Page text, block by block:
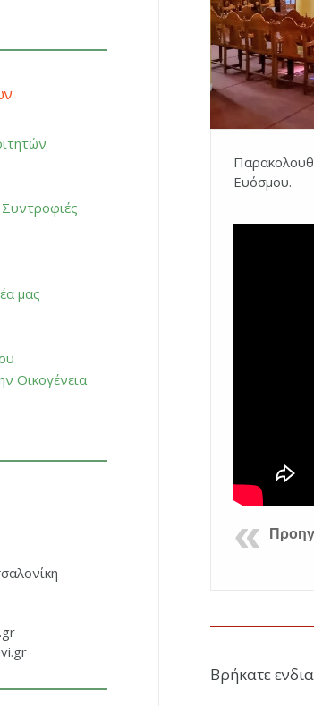
Ευόσμου.
Βρήκατε
Συντροφιές
μας
Οικογένεια